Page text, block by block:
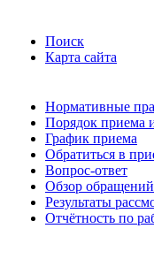
Поиск
Карта сайта
Нормативные
Порядок приема
График приема
Обратиться в
Вопрос-ответ
Обзор
Результаты
Отчётность по